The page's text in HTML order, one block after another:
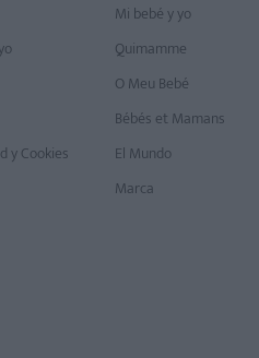
y Cookies
Mi bebé y yo
Quimamme
O Meu Bebé
Bébés et Mamans
El Mundo
Marca